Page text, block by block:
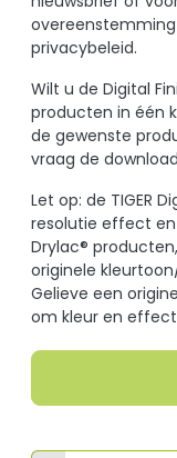
privacybeleid.
Wilt u de Digital
producten in één
de gewenste
vraag de
Let op: de TIGER
resolutie effect en
Drylac®
originele
Gelieve een
om kleur en